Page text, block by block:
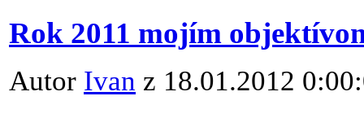
Rok 2011 mojím
Autor Ivan z 18.01.2012